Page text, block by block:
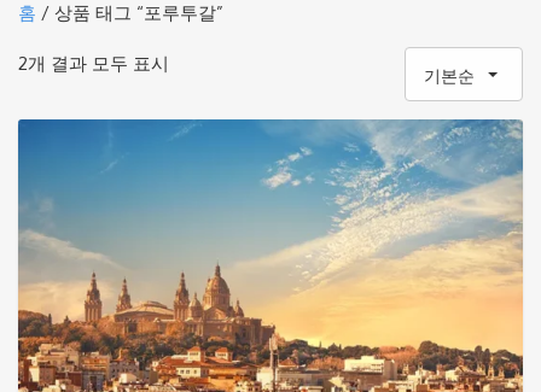
홈 / 상품 태그 “포루투갈”
2개 결과 모두 표시
기본순